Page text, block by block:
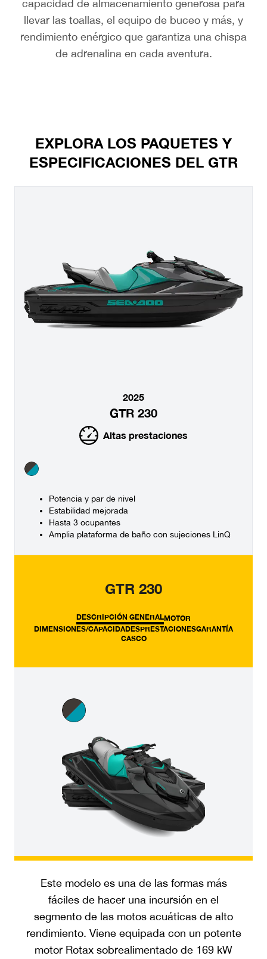
capacidad de almacenamiento generosa para
llevar las toallas, el equipo de buceo y más, y
rendimiento enérgico que garantiza una chispa
de adrenalina en cada aventura.
EXPLORA LOS PAQUETES Y
ESPECIFICACIONES DEL GTR
2025
GTR 230
Altas prestaciones
Potencia y par de nivel
Estabilidad mejorada
Hasta 3 ocupantes
Amplia plataforma de baño con sujeciones LinQ
GTR 230
DESCRIPCIÓN GENERALMOTOR
DIMENSIONES/CAPACIDADESPRESTACIONESGARANTÍA
CASCO
Este modelo es una de las formas más
fáciles de hacer una incursión en el
segmento de las motos acuáticas de alto
rendimiento. Viene equipada con un potente
motor Rotax sobrealimentado de 169 kW